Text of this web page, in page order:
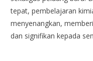
tepat, pembelajaran
menyenangkan,
dan signifikan kepada